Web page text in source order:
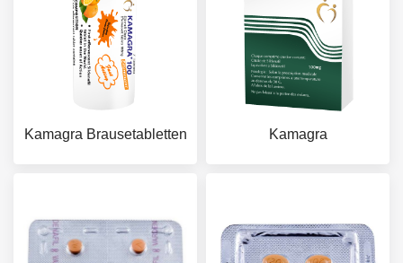
Kamagra Brausetabletten Kamagra